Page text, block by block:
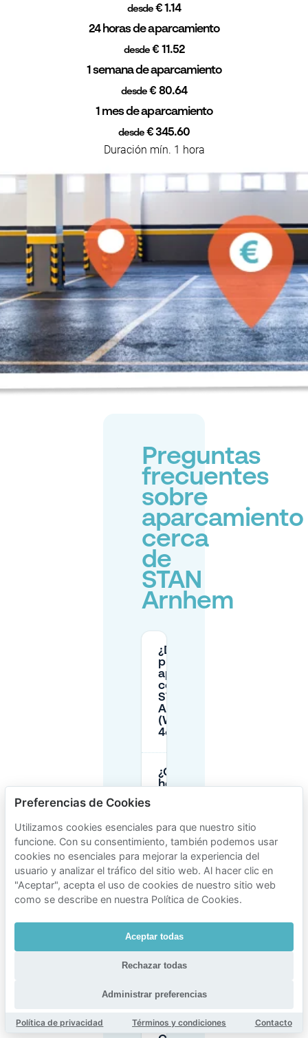
desde€ 1.14
24 horas de aparcamiento
desde € 11.52
1 semana de aparcamiento
desde € 80.64
1 mes de aparcamiento
desde€ 345.60
Duración mín. 1 hora
Preguntas
frecuentes
sobre
aparcamiento
cerca
de
STAN
Arnhem
¿Dónde
puedo
aparcar
cerca de
STAN
Arnhem
(Willemsplein
46)?
¿Cuáles son los
horarios de
de Willemsplein
(zona de STAN
Arnhem)?
¿Es gratuito el
estacionamiento
cerca de STAN
Arnhem?
¿Cuánto
aparcamiento
en el parking
Preferencias de Cookies
Utilizamos cookies esenciales para que nuestro sitio
funcione. Con su consentimiento, también podemos usar
cookies no esenciales para mejorar la experiencia del
usuario y analizar el tráfico del sitio web. Al hacer clic en
"Aceptar", acepta el uso de cookies de nuestro sitio web
como se describe en nuestra Política de Cookies.
Aceptar todas
Rechazar todas
Administrar preferencias
Política de privacidad Términos y condiciones Contacto